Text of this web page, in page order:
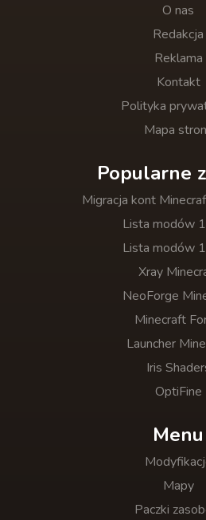
O nas
Redakcja
Reklama
Kontakt
Polityka
Mapa
Popularne
Migracja kont
Lista modów
Lista modów
Xray
NeoForge
Minecraft
Launcher
Iris
OptiFine
Menu
Mapy
Paczki